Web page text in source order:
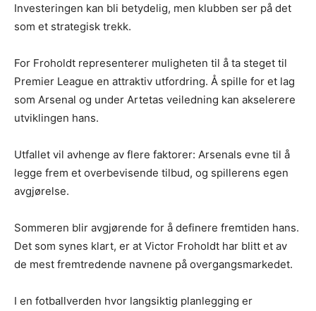
Investeringen kan bli betydelig, men klubben ser på det
som et strategisk trekk.
For Froholdt representerer muligheten til å ta steget til
Premier League en attraktiv utfordring. Å spille for et lag
som Arsenal og under Artetas veiledning kan akselerere
utviklingen hans.
Utfallet vil avhenge av flere faktorer: Arsenals evne til å
legge frem et overbevisende tilbud, og spillerens egen
avgjørelse.
Sommeren blir avgjørende for å definere fremtiden hans.
Det som synes klart, er at Victor Froholdt har blitt et av
de mest fremtredende navnene på overgangsmarkedet.
I en fotballverden hvor langsiktig planlegging er